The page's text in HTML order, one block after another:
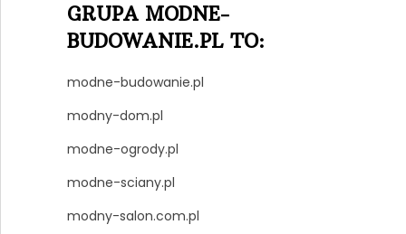
GRUPA MODNE-
BUDOWANIE.PL TO:
modne-budowanie.pl
modny-dom.pl
modne-ogrody.pl
modne-sciany.pl
modny-salon.com.pl